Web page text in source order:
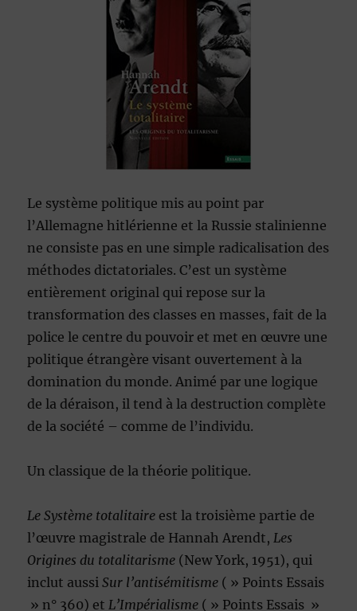
Le système politique mis au point par
l’Allemagne hitlérienne et la Russie stalinienne
ne consiste pas en une simple radicalisation des
méthodes dictatoriales. C’est un système
entièrement original qui repose sur la
transformation des classes en masses, fait de la
police le centre du pouvoir et met en œuvre une
politique étrangère visant ouvertement à la
domination du monde. Animé par une logique
de la déraison, il tend à la destruction complète
de la société – comme de l’individu.
Un classique de la théorie politique.
Le Système totalitaire est la troisième partie de
l’œuvre magistrale de Hannah Arendt,Les
Origines du totalitarisme (New York, 1951), qui
inclut aussiSur l’antisémitisme ( » Points Essais
» n° 360) etL’Impérialisme ( » Points Essais »